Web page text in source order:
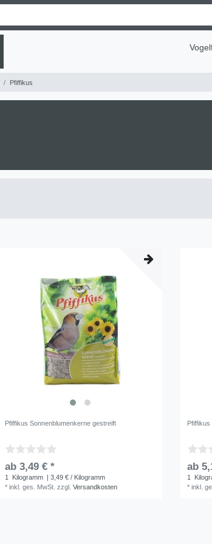
Pfiffikus
Pfiffikus Sonnenblumenkerne gestreift
ab 3,49 € *
1 Kilogramm | 3,49 € / Kilogramm
*inkl. ges. MwSt. zzgl.Versandkosten
ab
1
*inkl.